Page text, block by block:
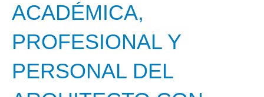
ACADÉMICA,
PROFESIONAL Y
PERSONAL DEL